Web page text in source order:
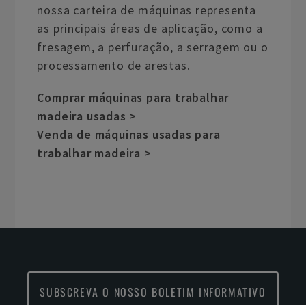
nossa carteira de máquinas representa
as principais áreas de aplicação, como a
fresagem, a perfuração, a serragem ou o
processamento de arestas.
Comprar máquinas para trabalhar
madeira usadas >
Venda de máquinas usadas para
trabalhar madeira >
SUBSCREVA O NOSSO BOLETIM INFORMATIVO